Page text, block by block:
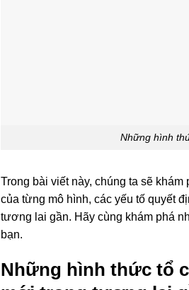
Những hình
Trong bài viết này, chúng ta sẽ khám
của từng mô hình, các yếu tố quyết
tương lai gần. Hãy cùng khám phá
bạn.
Những hình thức tổ